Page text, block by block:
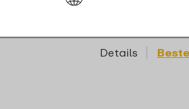
Details